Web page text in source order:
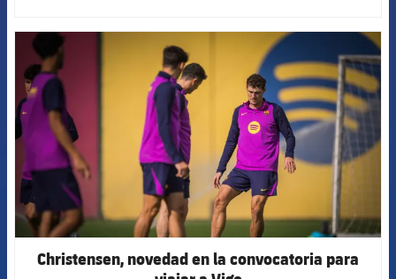
FCB Barcelona badge
Christensen, novedad en la convocatoria para